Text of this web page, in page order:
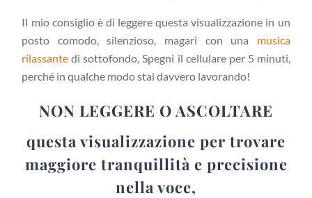
Il mio consiglio è di leggere questa visualizzazione in un
posto comodo, silenzioso, magari con una musica
rilassante di sottofondo, Spegni il cellulare per 5 minuti,
perché in qualche modo stai davvero lavorando!
NON LEGGERE O ASCOLTARE
questa visualizzazione per trovare
maggiore tranquillità e precisione
nella voce,